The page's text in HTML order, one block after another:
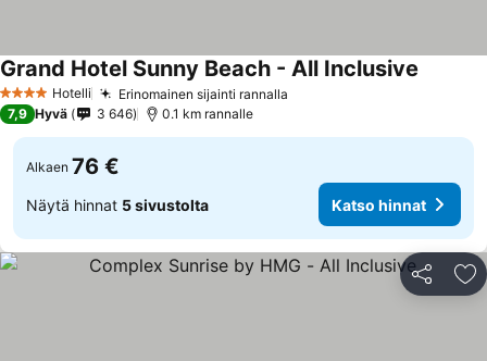
4 Tähtiluokitus
Hotelli Erinomainen sijainti rannalla
Grand Hotel Sunny Beach - All Inclusive
7,9 Hyvä 3 646 0.1 km rannalle
Alkaen 76 €
Näytä hinnat 5 sivustolta Katso hinnat
Jaa